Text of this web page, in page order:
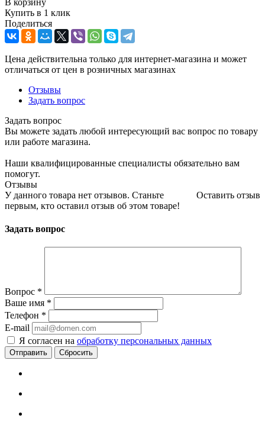
Купить в 1 клик
Поделиться
Цена действительна только для интернет-магазина и может
отличаться от цен в розничных магазинах
Отзывы
Задать вопрос
Задать вопрос
Вы можете задать любой интересующий вас вопрос по товару
или работе магазина.
Наши квалифицированные специалисты обязательно вам
помогут.
Отзывы
Оставить отзыв
У данного товара нет отзывов. Станьте
первым, кто оставил отзыв об этом товаре!
Задать вопрос
Вопрос *
Ваше имя *
Телефон *
E-mail
Я согласен на обработку персональных данных
Сбросить